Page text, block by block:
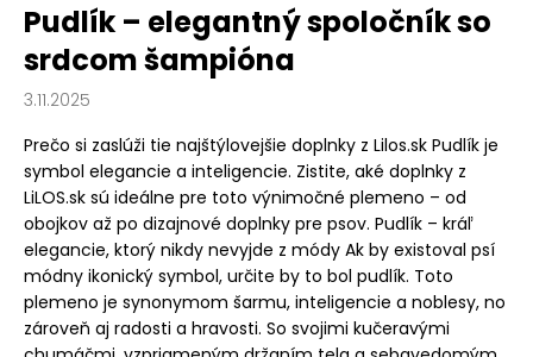
Pudlík – elegantný spoločník so
srdcom šampióna
3.11.2025
Prečo si zaslúži tie najštýlovejšie doplnky z Lilos.sk Pudlík je
symbol elegancie a inteligencie. Zistite, aké doplnky z
LiLOS.sk sú ideálne pre toto výnimočné plemeno – od
obojkov až po dizajnové doplnky pre psov. Pudlík – kráľ
elegancie, ktorý nikdy nevyjde z módy Ak by existoval psí
módny ikonický symbol, určite by to bol pudlík. Toto
plemeno je synonymom šarmu, inteligencie a noblesy, no
zároveň aj radosti a hravosti. So svojimi kučeravými